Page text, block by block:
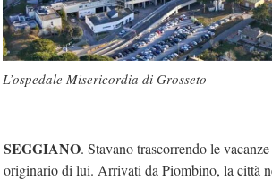
L’ospedale Misericordia di Grosseto
SEGGIANO. Stavano trascorrendo le
originario di lui. Arrivati da Piombino, la città